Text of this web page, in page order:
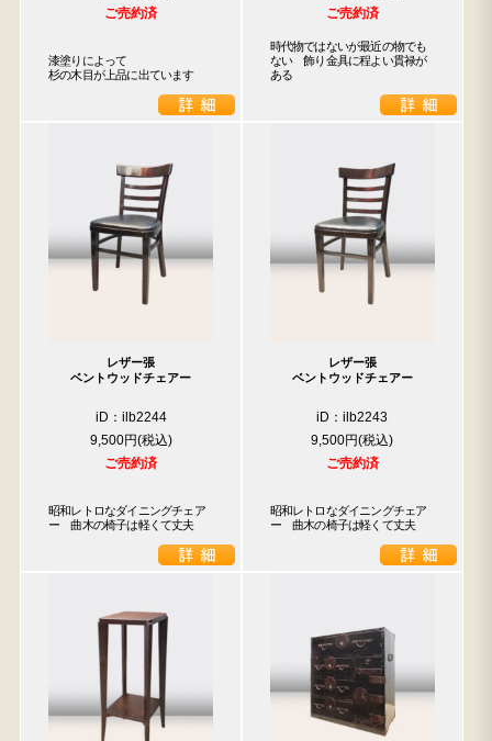
ご売約済
漆塗りによって
杉の木目が上品に出ています
ご売約済
時代物ではないが最近の物でも
ない　飾り金具に程よい貫禄が
ある
レザー張
ベントウッドチェアー
iD：ilb2244
9,500円
ご売約済
昭和レトロなダイニングチェア
ー　曲木の椅子は軽くて丈夫
レザー張
ベントウッドチェアー
iD：ilb2243
9,500円
ご売約済
昭和レトロなダイニングチェア
ー　曲木の椅子は軽くて丈夫